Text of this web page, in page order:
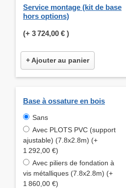
Service montage (kit de base
hors options)
(+ 3 724,00 € )
+ Ajouter au panier
Base à ossature en bois
Sans
Avec PLOTS PVC (support
ajustable) (7.8x2.8m) (+
1 292,00 €)
Avec piliers de fondation à
vis métalliques (7.8x2.8m) (+
1 860,00 €)